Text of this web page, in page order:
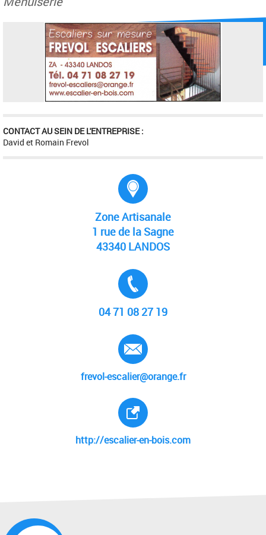
CONTACT AU SEIN DE L'ENTREPRISE :
David et Romain Frevol
Zone Artisanale
1 rue de la Sagne
43340 LANDOS
04 71 08 27 19
frevol-escalier@orange.fr
http://escalier-en-bois.com